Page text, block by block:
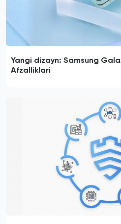
Yangi dizayn: Samsung
Afzalliklari